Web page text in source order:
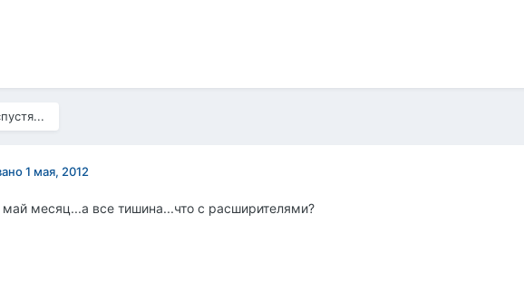
1 мая, 2012
месяц...а все тишина...что с расширителями?